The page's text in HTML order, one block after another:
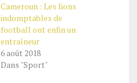
Cameroun : Les lions
indomptables de
football ont enfin un
entraîneur
6 août 2018
Dans "Sport"